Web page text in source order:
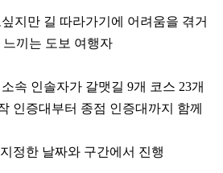
지만 길 따라가기에 어려움을 겪거
끼는 도보 여행자
속 인솔자가 갈맷길 9개 코스 23개
인증대부터 종점 인증대까지 함께
한 날짜와 구간에서 진행